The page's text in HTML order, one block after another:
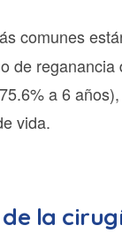
comunes
de
a 6
vida.
la